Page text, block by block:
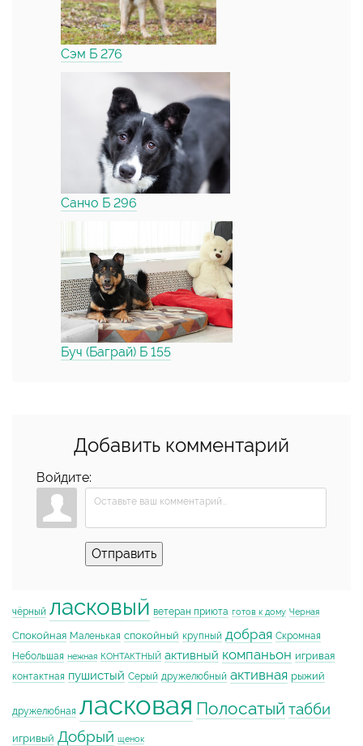
Сэм Б 276
Санчо Б 296
Буч (Баграй) Б 155
Добавить комментарий
Войдите:
Отправить
чёрный ласковый ветеран приюта готов к дому Черная
Спокойная Маленькая спокойный крупный добрая Скромная
Небольшая нежная КОНТАКТНЫЙ активный компаньон игривая
контактная пушистый Серый дружелюбный активная рыжий
дружелюбная ласковая Полосатый табби
игривый Добрый щенок